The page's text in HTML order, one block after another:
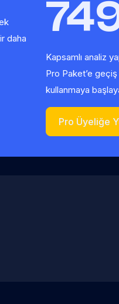
daha
Kapsamlı analiz
Pro Paket’e
kullanmaya
Pro Üyeliğe